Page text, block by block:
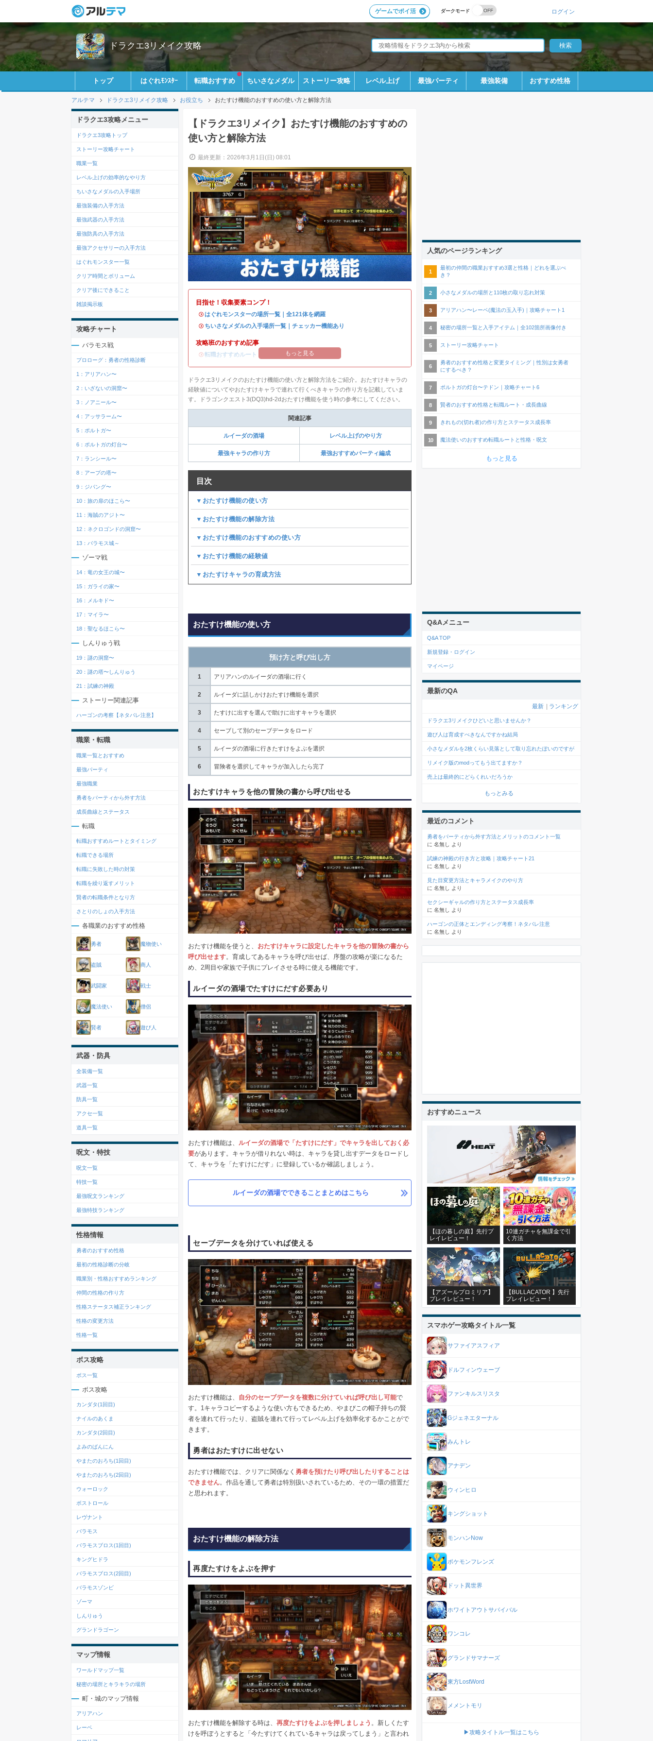
ダークモード
ゲームでポイ活 ログイン
ドラクエ3リメイク攻略
トップ はぐれﾓﾝｽﾀｰ 転職おすすめ ちいさなメダル ストーリー攻略 レベル上げ 最強パーティ 最強装備 おすすめ性格
アルテマ ドラクエ3リメイク攻略 お役立ち おたすけ機能のおすすめの使い方と解除方法
【ドラクエ3リメイク】おたすけ機能のおすすめの
使い方と解除方法
最終更新：2026年3月1日(日) 08:01
目指せ！収集要素コンプ！
・はぐれモンスターの場所一覧｜全121体を網羅
・ ちいさなメダルの入手場所一覧｜チェッカー機能あり
攻略班のおすすめ記事
・転職おすすめルート もっと見る
ドラクエ3リメイクのおたすけ機能の使い方と解除方法をご紹介。おたすけキャラの
経験値についてやおたすけキャラで連れて行くべきキャラの作り方を記載していま
す。ドラゴンクエスト3(DQ3)hd-2dおたすけ機能を使う時の参考にしてください。
関連記事
ルイーダの酒場 レベル上げのやり方
最強キャラの作り方 最強おすすめパーティ編成
目次
▼おたすけ機能の使い方
▼おたすけ機能の解除方法
▼おたすけ機能のおすすめの使い方
▼おたすけ機能の経験値
▼おたすけキャラの育成方法
おたすけ機能の使い方
預け方と呼び出し方
1 アリアハンのルイーダの酒場に行く
2 ルイーダに話しかけおたすけ機能を選択
3 たすけに出すを選んで助けに出すキャラを選択
4 セーブして別のセーブデータをロード
5 ルイーダの酒場に行きたすけをよぶを選択
6 冒険者を選択してキャラが加入したら完了
おたすけキャラを他の冒険の書から呼び出せる
おたすけ機能を使うと、 おたすけキャラに設定したキャラを他の冒険の書から
呼び出せます。育成してあるキャラを呼び出せば、序盤の攻略が楽になるた
め、2周目や家族で子供にプレイさせる時に使える機能です。
ルイーダの酒場でたすけにだす必要あり
おたすけ機能は、 ルイーダの酒場で「たすけにだす」でキャラを出しておく必
要があります。キャラが借りれない時は、キャラを貸し出すデータをロードし
て、キャラを「たすけにだす」に登録しているか確認しましょう。
ルイーダの酒場でできることまとめはこちら
セーブデータを分けていれば使える
おたすけ機能は、 自分のセーブデータを複数に分けていれば呼び出し可能で
す。1キャラコピーするような使い方もできるため、やまびこの帽子持ちの賢
者を連れて行ったり、盗賊を連れて行ってレベル上げを効率化するかことがで
きます。
勇者はおたすけに出せない
おたすけ機能では、クリアに関係なく 勇者を預けたり呼び出したりすることは
できません。作品を通して勇者は特別扱いされているため、その一環の措置だ
と思われます。
おたすけ機能の解除方法
再度たすけをよぶを押す
おたすけ機能を解除する時は、 再度たすけをよぶを押しましょう 。新しくたす
けを呼ぼうとすると「今たすけてくれているキャラは戻ってしまう」と言われ
ドラクエ3攻略メニュー
ドラクエ3攻略トップ
ストーリー攻略チャート
職業一覧
レベル上げの効率的なやり方
ちいさなメダルの入手場所
最強装備の入手方法
最強武器の入手方法
最強防具の入手方法
最強アクセサリーの入手方法
はぐれモンスター一覧
クリア時間とボリューム
クリア後にできること
雑談掲示板
攻略チャート
バラモス戦
プロローグ：勇者の性格診断
1：アリアハン〜
2：いざないの洞窟〜
3：ノアニール〜
4：アッサラーム〜
5：ポルトガ〜
6：ポルトガの灯台〜
7：ランシール〜
8：アープの塔〜
9：ジパング〜
10：旅の扉のほこら〜
11：海賊のアジト〜
12：ネクロゴンドの洞窟〜
13：バラモス城～
ゾーマ戦
14：竜の女王の城〜
15：ガライの家〜
16：メルキド〜
17：マイラ〜
18：聖なるほこら〜
しんりゅう戦
19：謎の洞窟〜
20：謎の塔〜しんりゅう
21：試練の神殿
ストーリー関連記事
ハーゴンの考察【ネタバレ注意】
職業・転職
職業一覧とおすすめ
最強パーティ
最強職業
勇者をパーティから外す方法
成長曲線とステータス
転職
転職おすすめルートとタイミング
転職できる場所
転職に失敗した時の対策
転職を繰り返すメリット
賢者の転職条件となり方
さとりのしょの入手方法
各職業のおすすめ性格
勇者 魔物使い
盗賊 商人
武闘家 戦士
魔法使い 僧侶
賢者 遊び人
武器・防具
全装備一覧
武器一覧
防具一覧
アクセ一覧
道具一覧
呪文・特技
呪文一覧
特技一覧
最強呪文ランキング
最強特技ランキング
性格情報
勇者のおすすめ性格
最初の性格診断の分岐
職業別・性格おすすめランキング
仲間の性格の作り方
性格ステータス補正ランキング
性格の変更方法
性格一覧
ボス攻略
ボス一覧
ボス攻略
カンダタ(1回目)
ナイルのあくま
カンダタ(2回目)
よみのばんにん
やまたのおろち(1回目)
やまたのおろち(2回目)
ウォーロック
ボストロール
レヴナント
バラモス
バラモスブロス(1回目)
キングヒドラ
バラモスブロス(2回目)
バラモスゾンビ
ゾーマ
しんりゅう
グランドラゴーン
マップ情報
ワールドマップ一覧
秘密の場所とキラキラの場所
町・城のマップ情報
アリアハン
レーベ
人気のページランキング
最初の仲間の職業おすすめ3選と性格｜どれを選ぶべ
き？
小さなメダルの場所と110枚の取り忘れ対策
アリアハン〜レーベ(魔法の玉入手)｜攻略チャート1
秘密の場所一覧と入手アイテム｜全102箇所画像付き
ストーリー攻略チャート
勇者のおすすめ性格と変更タイミング｜性別は女勇者
にするべき？
ポルトガの灯台〜テドン｜攻略チャート6
賢者のおすすめ性格と転職ルート・成長曲線
きれもの(切れ者)の作り方とステータス成長率
魔法使いのおすすめ転職ルートと性格・呪文
もっと見る
Q&Aメニュー
Q&A TOP
新規登録・ログイン
マイページ
最新のQA
最新 ランキング
ドラクエ3リメイクひどいと思いませんか？
遊び人は育成すべきなんですかね結局
小さなメダルを2枚くらい見落として取り忘れたぽいのですが
リメイク版のmodってもう出てますか？
売上は最終的にどらくれいだろうか
もっとみる
最近のコメント
勇者をパーティから外す方法とメリットのコメント一覧
に 名無し より
試練の神殿の行き方と攻略｜攻略チャート21
に 名無し より
見た目変更方法とキャラメイクのやり方
に 名無し より
セクシーギャルの作り方とステータス成長率
に 名無し より
ハーゴンの正体とエンディング考察！ネタバレ注意
に 名無し より
おすすめニュース
【ほの暮しの庭】先行プ
レイレビュー！
10連ガチャを無課金で引
く方法
【アズールプロミリア】
プレイレビュー！
【BULLACATOR 】先行
プレイレビュー！
スマホゲー攻略タイトル一覧
サファイアスフィア
ドルフィンウェーブ
ファンキルスリスタ
Gジェネエターナル
みんトレ
アナデン
ウィンヒロ
キングショット
モンハンNow
ポケモンフレンズ
ドット異世界
ホワイトアウトサバイバル
ワンコレ
グランドサマナーズ
東方LostWord
メメントモリ
▶攻略タイトル一覧はこちら